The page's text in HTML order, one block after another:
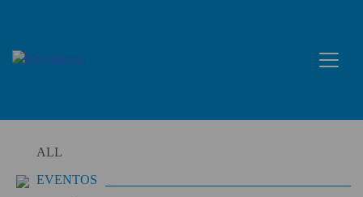
content
ALL
EVENTOS